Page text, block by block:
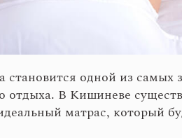
становится одной из
отдыха. В Кишиневе
матрас, который